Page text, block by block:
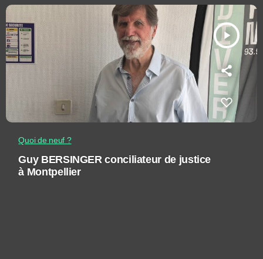
play_arrow
Quoi de neuf ?
Guy BERSINGER conciliateur de justice
à Montpellier